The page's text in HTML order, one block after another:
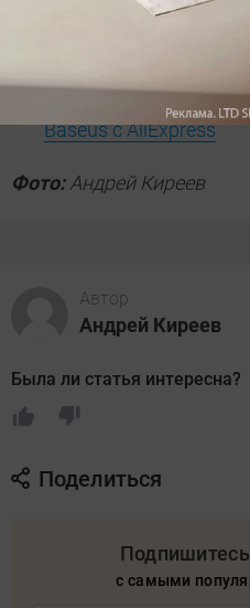
Брать или нет: тест
Брать или нет:
Baseus c AliExpress
Фото:Андрей Киреев
Автор
Андрей Киреев
Была ли статья интересна?
Поделиться
с самыми